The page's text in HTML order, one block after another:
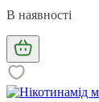
В наявності